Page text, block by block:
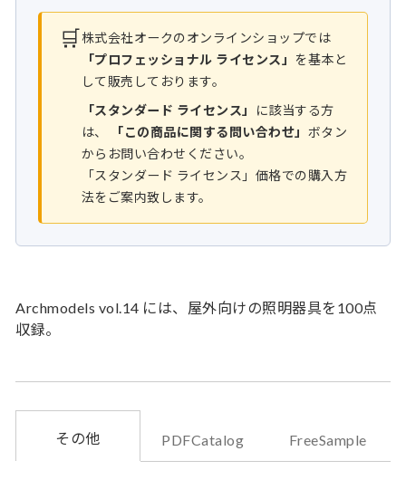
🛒株式会社オークのオンラインショップでは
「プロフェッショナル ライセンス」 を基本と
して販売しております。
「スタンダード ライセンス」
に該当する方
は、
「この商品に関する問い合わせ」 ボタン
からお問い合わせください。
「スタンダード ライセンス」価格での購入方
法をご案内致します。
Archmodels vol.14 には、屋外向けの照明器具を100点
収録。
その他 PDFCatalog FreeSample